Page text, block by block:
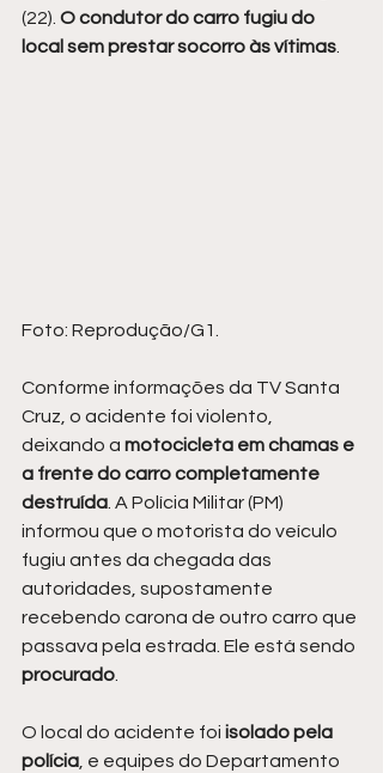
(22). O condutor do carro fugiu do
local sem prestar socorro às vítimas
Foto: Reprodução/G1.
Conforme informações da TV Santa
Cruz, o acidente foi violento,
deixando a motocicleta em chamas e
a frente do carro completamente
destruída. A Polícia Militar (PM)
informou que o motorista do veículo
fugiu antes da chegada das
autoridades, supostamente
recebendo carona de outro carro que
passava pela estrada. Ele está sendo
procurado.
O local do acidente foi isolado pela
polícia, e equipes do Departamento